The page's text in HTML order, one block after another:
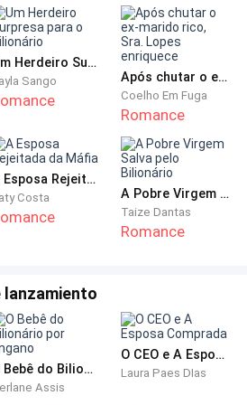
cada dia em um lugar, tem
casas diferentes e assim
a Deus eu sou uma pessoa
indicações para novos
que essa profissão
rala pra caramba, mas no fim
ganhar um dinheiro
retomar minha faculdade, mas
tempo, todo tempo que eu
meu trabalho e os cuidados
para saber notícias
avós quando descobriram que
disseram que era castigo
eles quando mais nova e
Um Herdeiro Surpresa para o Bilionário
Sango Após chutar o ex-marido rico, Sra. Lopes enriquece
Coelho Em Fuga
Romance
A Esposa Rejeitada da Máfia
Costa A Pobre Virgem Salva pelo Bilionário
Taize Dantas
Romance
lanzamiento
O Bebê do Bilionário por Engano
Assis
O CEO e A Esposa Comprada
Laura Paes DIas